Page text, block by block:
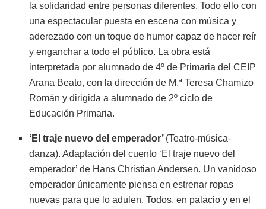
la solidaridad entre personas diferentes. Todo ello con
una espectacular puesta en escena con música y
aderezado con un toque de humor capaz de hacer reír
y enganchar a todo el público. La obra está
interpretada por alumnado de 4º de Primaria del CEIP
Arana Beato, con la dirección de M.ª Teresa Chamizo
Román y dirigida a alumnado de 2º ciclo de
Educación Primaria.
‘El traje nuevo del emperador’ (Teatro-música-
danza). Adaptación del cuento ‘El traje nuevo del
emperador’ de Hans Christian Andersen. Un vanidoso
emperador únicamente piensa en estrenar ropas
nuevas para que lo adulen. Todos, en palacio y en el